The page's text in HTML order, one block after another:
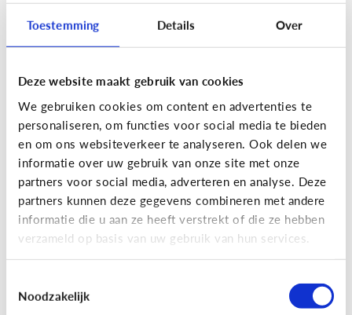
Toestemming Details Over
Deze website maakt gebruik van cookies
We gebruiken cookies om content en advertenties te
personaliseren, om functies voor social media te bieden
en om ons websiteverkeer te analyseren. Ook delen we
informatie over uw gebruik van onze site met onze
partners voor social media, adverteren en analyse. Deze
partners kunnen deze gegevens combineren met andere
informatie die u aan ze heeft verstrekt of die ze hebben
verzameld op basis van uw gebruik van hun services.
Noodzakelijk
En wat zijn 'geldezels'?
[Hoe werkt het?]Locatiegegevens
delen via de smartphone